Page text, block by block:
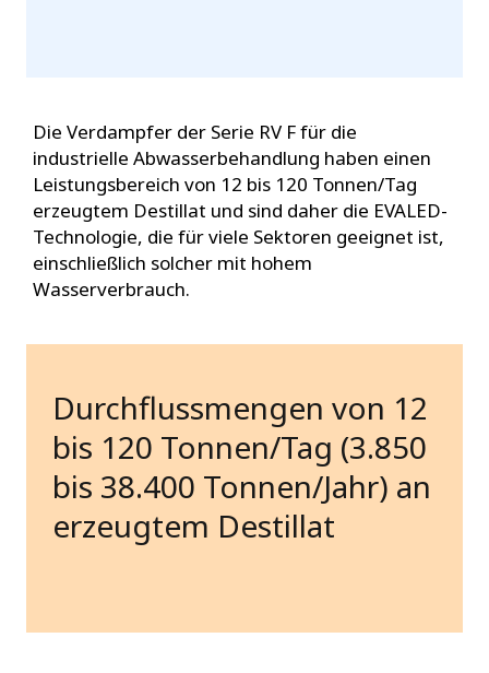
Die Verdampfer der Serie RV F für die
industrielle Abwasserbehandlung haben einen
Leistungsbereich von 12 bis 120 Tonnen/Tag
erzeugtem Destillat und sind daher die EVALED-
Technologie, die für viele Sektoren geeignet ist,
einschließlich solcher mit hohem
Wasserverbrauch.
Durchflussmengen von 12
bis 120 Tonnen/Tag (3.850
bis 38.400 Tonnen/Jahr) an
erzeugtem Destillat